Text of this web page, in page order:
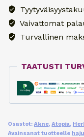
ml
määräVaivattomat
Turvallinen
TAATUSTI
Osastot: Akne, Atopia,
Avainsanat tuotteelle